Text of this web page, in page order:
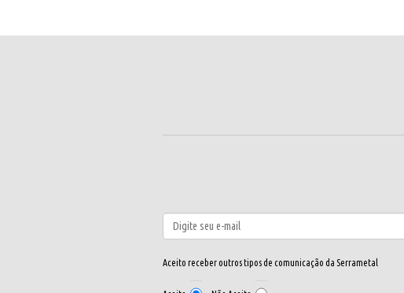
Aceito receber outros tipos de comunicação da Serrametal